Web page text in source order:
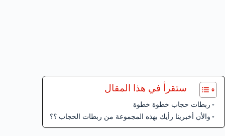
ستقرأ في هذا المقال
ربطات حجاب خطوة خطوة
والأن أخبرينا رأيك بهذه المجموعة من ربطات الحجاب ؟؟